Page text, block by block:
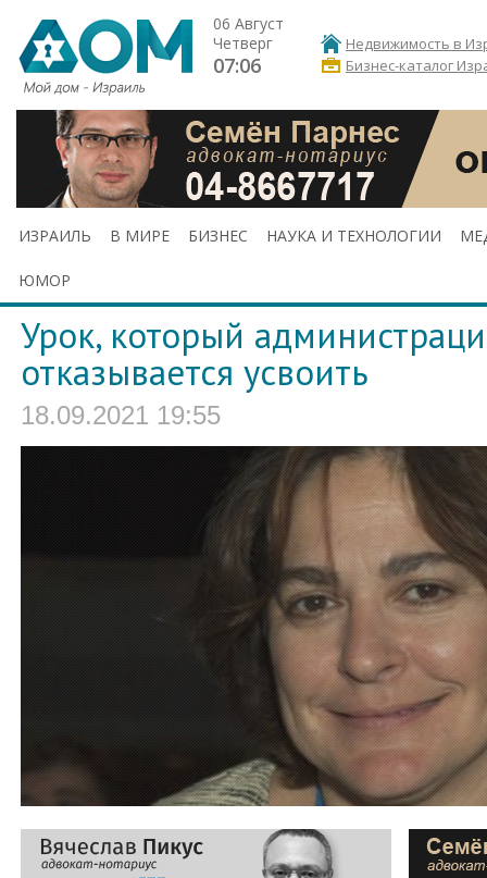
06 Август
Четверг
07:06
Недвижимость в
Бизнес-каталог
ИЗРАИЛЬ В МИРЕ БИЗНЕС НАУКА И ТЕХНОЛОГИИ
ЮМОР
Урок, который
отказывается усвоить
18.09.2021 19:55